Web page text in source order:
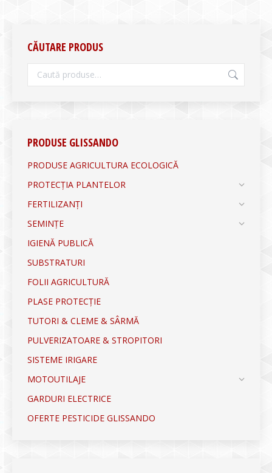
CĂUTARE PRODUS
PRODUSE GLISSANDO
PRODUSE AGRICULTURA ECOLOGICĂ
PROTECȚIA PLANTELOR
FERTILIZANȚI
SEMINȚE
IGIENĂ PUBLICĂ
SUBSTRATURI
FOLII AGRICULTURĂ
PLASE PROTECȚIE
TUTORI & CLEME & SÂRMĂ
PULVERIZATOARE & STROPITORI
SISTEME IRIGARE
MOTOUTILAJE
GARDURI ELECTRICE
OFERTE PESTICIDE GLISSANDO